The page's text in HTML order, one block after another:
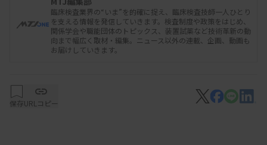
結果だろう。それは、「タダで本が読めるから」と
いう理由で大学病院に就職した姿勢からもうかがえ
る。スペシャリストでありながら、ゼネラリストと
臨床検査業界の“いま”を的確に捉え、臨床検査技師一人ひとり
を支える情報を発信していきます。検査制度や政策をはじめ、
関係学会や職能団体のトピックス、装置試薬など技術革新の動
向まで幅広く取材・編集。ニュース以外の連載、企画、動画も
お届けしていきます。
保存URLコピー